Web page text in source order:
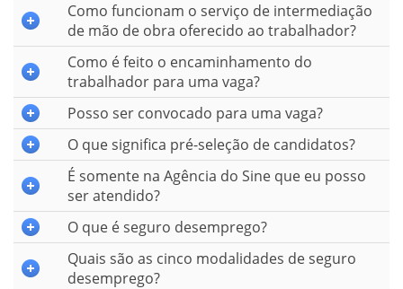
Como funcionam o serviço de intermediação
de mão de obra oferecido ao trabalhador?
Como é feito o encaminhamento do
trabalhador para uma vaga?
Posso ser convocado para uma vaga?
O que significa pré-seleção de candidatos?
É somente na Agência do Sine que eu posso
ser atendido?
O que é seguro desemprego?
Quais são as cinco modalidades de seguro
desemprego?